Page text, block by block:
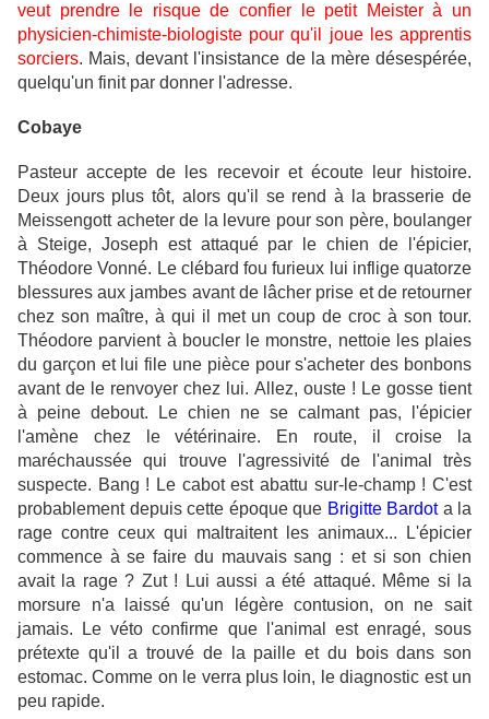
veut prendre le risque de confier le petit Meister à un
physicien-chimiste-biologiste pour qu'il joue les apprentis
sorciers. Mais, devant l'insistance de la mère désespérée,
quelqu'un finit par donner l'adresse.
Cobaye
Pasteur accepte de les recevoir et écoute leur histoire.
Deux jours plus tôt, alors qu'il se rend à la brasserie de
Meissengott acheter de la levure pour son père, boulanger
à Steige, Joseph est attaqué par le chien de l'épicier,
Théodore Vonné. Le clébard fou furieux lui inflige quatorze
blessures aux jambes avant de lâcher prise et de retourner
chez son maître, à qui il met un coup de croc à son tour.
Théodore parvient à boucler le monstre, nettoie les plaies
du garçon et lui file une pièce pour s'acheter des bonbons
avant de le renvoyer chez lui. Allez, ouste ! Le gosse tient
à peine debout. Le chien ne se calmant pas, l'épicier
l'amène chez le vétérinaire. En route, il croise la
maréchaussée qui trouve l'agressivité de l'animal très
suspecte. Bang ! Le cabot est abattu sur-le-champ ! C'est
probablement depuis cette époque que Brigitte Bardota la
rage contre ceux qui maltraitent les animaux... L'épicier
commence à se faire du mauvais sang : et si son chien
avait la rage ? Zut ! Lui aussi a été attaqué. Même si la
morsure n'a laissé qu'un légère contusion, on ne sait
jamais. Le véto confirme que l'animal est enragé, sous
prétexte qu'il a trouvé de la paille et du bois dans son
estomac. Comme on le verra plus loin, le diagnostic est un
peu rapide.